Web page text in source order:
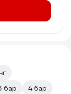
бар
4 бар